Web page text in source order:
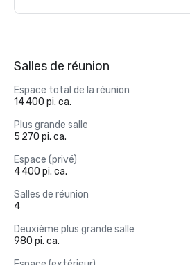
Salles de réunion
Espace total de la réunion
14 400 pi. ca.
Plus grande salle
5 270 pi. ca.
Espace (privé)
4 400 pi. ca.
Salles de réunion
4
Deuxième plus grande salle
980 pi. ca.